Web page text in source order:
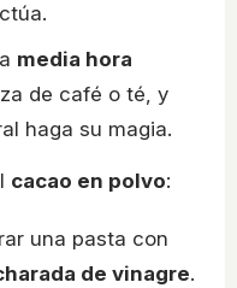
media hora
de café o té, y
haga su magia.
cacao en polvo:
una pasta con
de vinagre.